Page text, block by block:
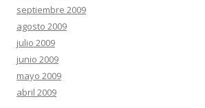
septiembre 2009
agosto 2009
julio 2009
junio 2009
mayo 2009
abril 2009